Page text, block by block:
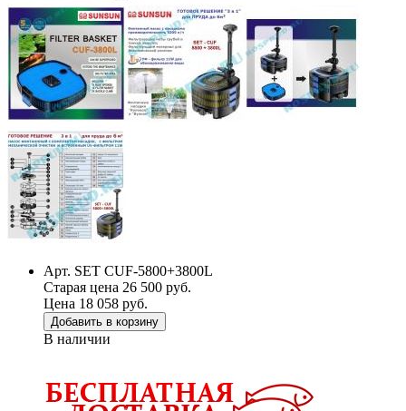
Арт. SET CUF-5800+3800L
Старая цена 26 500 руб.
Цена 18 058 руб.
Добавить в корзину
В наличии